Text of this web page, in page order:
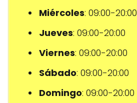
Miércoles: 09:00-20:00
Jueves: 09:00-20:00
Viernes: 09:00-20:00
Sábado: 09:00-20:00
Domingo: 09:00-20:00